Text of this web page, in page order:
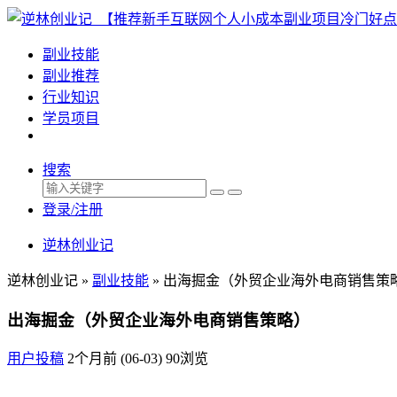
副业技能
副业推荐
行业知识
学员项目
搜索
登录/注册
逆林创业记
逆林创业记 » 副业技能 » 出海掘金（外贸企业海外电商销售策
出海掘金（外贸企业海外电商销售策略）
用户投稿 2个月前 (06-03) 90浏览